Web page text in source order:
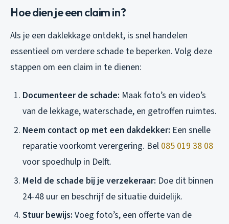
Hoe dien je een claim in?
Als je een daklekkage ontdekt, is snel handelen
essentieel om verdere schade te beperken. Volg deze
stappen om een claim in te dienen:
Documenteer de schade: Maak foto’s en video’s
van de lekkage, waterschade, en getroffen ruimtes.
Neem contact op met een dakdekker: Een snelle
reparatie voorkomt verergering. Bel 085 019 38 08
voor spoedhulp in Delft.
Meld de schade bij je verzekeraar: Doe dit binnen
24-48 uur en beschrijf de situatie duidelijk.
Stuur bewijs: Voeg foto’s, een offerte van de